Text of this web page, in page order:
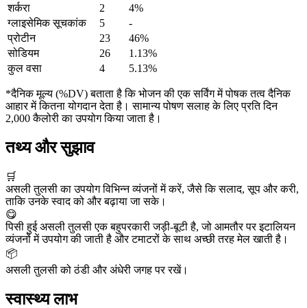
शर्करा
2
4%
ग्लाइसेमिक सूचकांक
5
-
प्रोटीन
23
46%
सोडियम
26
1.13%
कुल वसा
4 5.13%
*दैनिक मूल्य (%DV) बताता है कि भोजन की एक सर्विंग में पोषक तत्व दैनिक
आहार में कितना योगदान देता है। सामान्य पोषण सलाह के लिए प्रति दिन
2,000 कैलोरी का उपयोग किया जाता है।
तथ्य और सुझाव
🛒
असली तुलसी का उपयोग विभिन्न व्यंजनों में करें, जैसे कि सलाद, सूप और करी,
ताकि उनके स्वाद को और बढ़ाया जा सके।
😋
पिसी हुई असली तुलसी एक बहुपरकारी जड़ी-बूटी है, जो आमतौर पर इटालियन
व्यंजनों में उपयोग की जाती है और टमाटरों के साथ अच्छी तरह मेल खाती है।
📦
असली तुलसी को ठंडी और अंधेरी जगह पर रखें।
स्वास्थ्य लाभ